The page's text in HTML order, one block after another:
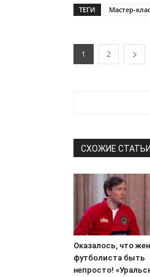
ТЕГИ Мастер-
1 2
СХОЖИЕ СТАТЬИ
Оказалось, что
футболиста быть
непросто!